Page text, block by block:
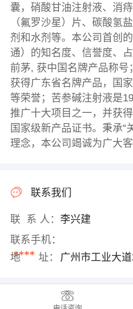
囊，硝酸甘油注射液、消
（氟罗沙星）片、碳酸氢
剂和水剂等。本公司首创
通）的知名度、信誉度、
前茅, 获中国名牌产品称
获得广东省名牌产品，国
等荣誉；苦参碱注射液是
推广十大项目之一，并获
国家级新产品证书。秉承“
理念，本公司竭诚为广大
联系我们
联 系 人： 李兴建
联系手机：
****
地 址： 广州市工业大